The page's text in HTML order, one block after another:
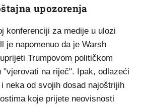
upozorenja
konferenciji za medije u ulozi
je napomenuo da je Warsh
Trumpovom političkom
"vjerovati na riječ". Ipak, odlazeći
neka od svojih dosad najoštrijih
koje prijete neovisnosti